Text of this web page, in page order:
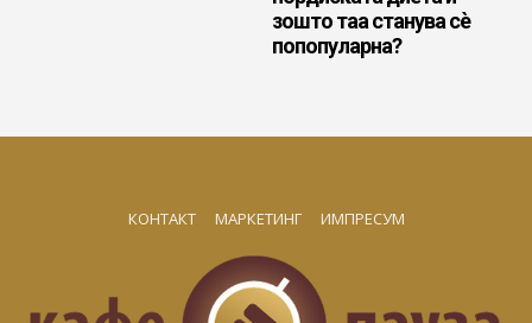
зошто таа станува сè
попопуларна?
КОНТАКТ МАРКЕТИНГ ИМПРЕСУМ